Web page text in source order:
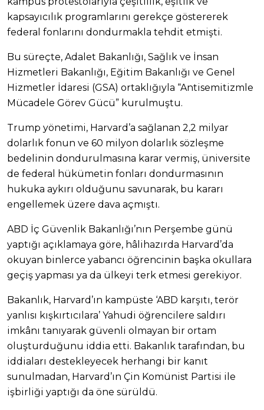
kapsayıcılık programlarını gerekçe göstererek
federal fonlarını dondurmakla tehdit etmişti.
Bu süreçte, Adalet Bakanlığı, Sağlık ve İnsan
Hizmetleri Bakanlığı, Eğitim Bakanlığı ve Genel
Hizmetler İdaresi (GSA) ortaklığıyla “Antisemitizmle
Mücadele Görev Gücü” kurulmuştu.
Trump yönetimi, Harvard’a sağlanan 2,2 milyar
dolarlık fonun ve 60 milyon dolarlık sözleşme
bedelinin dondurulmasına karar vermiş, üniversite
de federal hükümetin fonları dondurmasının
hukuka aykırı olduğunu savunarak, bu kararı
engellemek üzere dava açmıştı.
ABD İç Güvenlik Bakanlığı’nın Perşembe günü
yaptığı açıklamaya göre, hâlihazırda Harvard’da
okuyan binlerce yabancı öğrencinin başka okullara
geçiş yapması ya da ülkeyi terk etmesi gerekiyor.
Bakanlık, Harvard’ın kampüste ‘ABD karşıtı, terör
yanlısı kışkırtıcılara’ Yahudi öğrencilere saldırı
imkânı tanıyarak güvenli olmayan bir ortam
oluşturduğunu iddia etti. Bakanlık tarafından, bu
iddiaları destekleyecek herhangi bir kanıt
sunulmadan, Harvard’ın Çin Komünist Partisi ile
işbirliği yaptığı da öne sürüldü.